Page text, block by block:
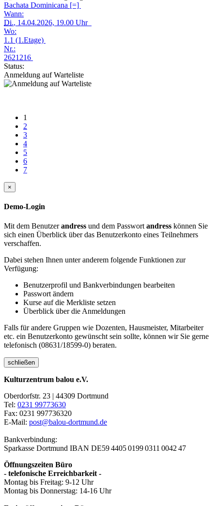
Bachata Dominicana [=]
Wann:
Di., 14.04.2026, 19.00 Uhr
Wo:
1.1 (1.Etage)
Nr.:
2621216
Status:
Anmeldung auf Warteliste
1
2
3
4
5
6
7
×
Demo-Login
Mit dem Benutzerandress und dem Passwort andress können Sie
sich einen Überblick über das Benutzerkonto eines Teilnehmers
verschaffen.
Dabei stehen Ihnen unter anderem folgende Funktionen zur
Verfügung:
Benutzerprofil und Bankverbindungen bearbeiten
Passwort ändern
Kurse auf die Merkliste setzen
Überblick über die Anmeldungen
Falls für andere Gruppen wie Dozenten, Hausmeister, Mitarbeiter
etc. ein Benutzerkonto gewünscht sein sollte, können wir Sie gerne
telefonisch (08631/18599-0) beraten.
schließen
Kulturzentrum balou e.V.
Oberdorfstr. 23 | 44309 Dortmund
Tel: 0231 99773630
Fax: 0231 997736320
E-Mail: post@balou-dortmund.de
Bankverbindung:
Sparkasse Dortmund IBAN DE59 4405 0199 0311 0042 47
Öffnungszeiten Büro
- telefonische Erreichbarkeit -
Montag bis Freitag: 9-12 Uhr
Montag bis Donnerstag: 14-16 Uhr